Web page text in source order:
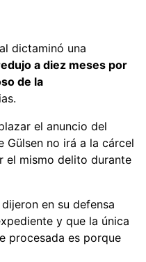
dictaminó una
a diez meses por
de la
el anuncio del
no irá a la cárcel
el mismo delito durante
en su defensa
y que la única
procesada es porque